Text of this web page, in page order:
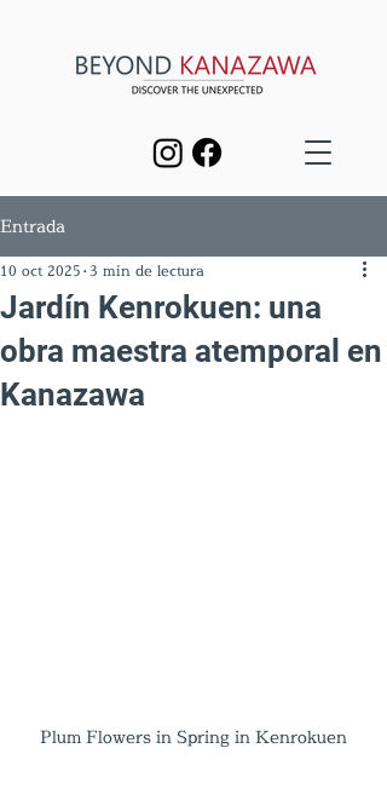
Entrada
Jardín Kenrokuen: una
obra maestra atemporal en
Kanazawa
10 oct 2025 3 min de lectura
Plum Flowers in Spring in Kenrokuen